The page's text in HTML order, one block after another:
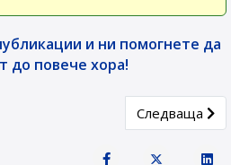
и ни помогнете да
до повече хора!
на лекарственатаNext article:
Следваща